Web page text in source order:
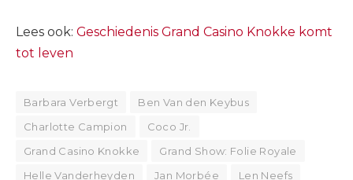
Lees ook: Geschiedenis Grand Casino Knokke komt
tot leven
Barbara Verbergt
Ben Van den Keybus
Charlotte Campion
Coco Jr.
Grand Casino Knokke
Grand Show: Folie Royale
Helle Vanderheyden
Jan Morbée
Len Neefs